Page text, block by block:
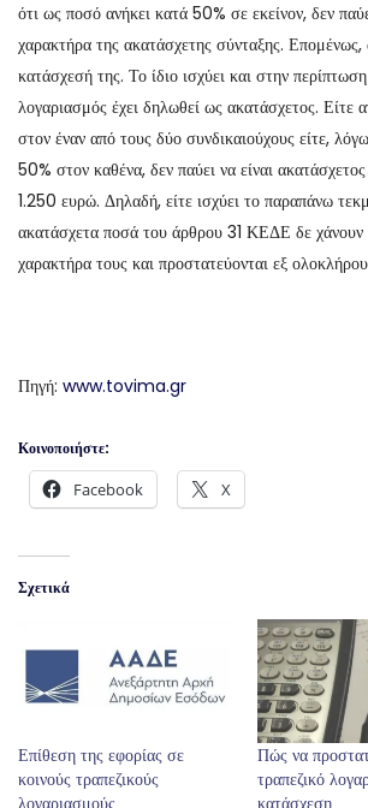
ότι ως ποσό ανήκει κατά 50% σε εκείνον, δεν
χαρακτήρα της ακατάσχετης σύνταξης. Επομένως,
κατάσχεσή της. Το ίδιο ισχύει και στην
λογαριασμός έχει δηλωθεί ως ακατάσχετος. Είτε
στον έναν από τους δύο συνδικαιούχους είτε,
50% στον καθένα, δεν παύει να είναι
1.250 ευρώ. Δηλαδή, είτε ισχύει το παραπάνω
ακατάσχετα ποσά του άρθρου 31 ΚΕΔΕ δε χάνουν
χαρακτήρα τους και προστατεύονται εξ
Πηγή: www.tovima.gr
Κοινοποιήστε:
Facebook X
Σχετικά
Επίθεση της εφορίας σε
κοινούς τραπεζικούς
λογαριασμούς
Πώς να
τραπεζικό
κατάσχεση